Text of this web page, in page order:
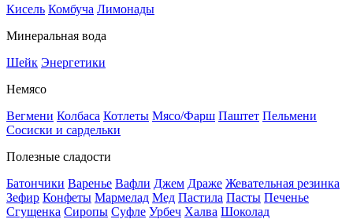
Кисель Комбуча Лимонады
Минеральная вода
Шейк Энергетики
Немясо
Вегмени Колбаса Котлеты Мясо/Фарш Паштет Пельмени
Сосиски и сардельки
Полезные сладости
Батончики Варенье Вафли Джем Драже Жевательная резинка
Зефир Конфеты Мармелад Мед Пастила Пасты Печенье
Сгущенка Сиропы Суфле Урбеч Халва Шоколад